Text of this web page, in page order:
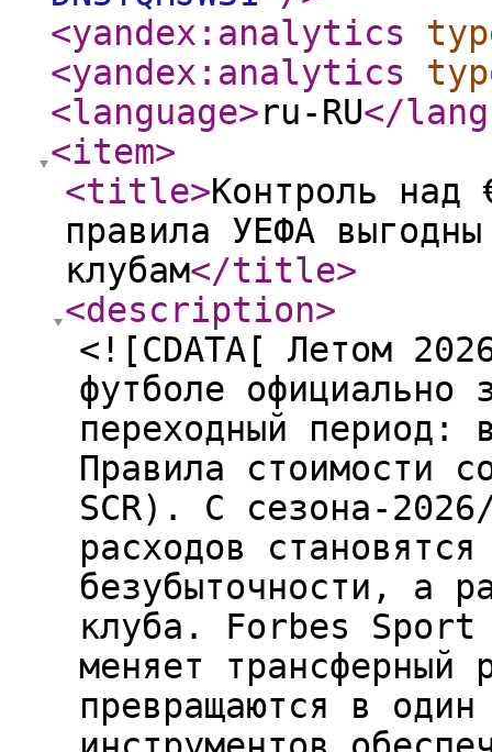
<yandex:analytics
<yandex:analytics
<language>ru-RU</
<item>
<title>Контроль над
правила УЕФА
клубам</title>
<description>
<![CDATA[ Летом
футболе официально
переходный период:
Правила стоимости
SCR). С сезона-
расходов
безубыточности, а
клуба. Forbes Sport
меняет трансферный
превращаются в